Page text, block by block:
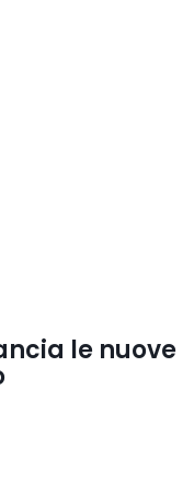
le nuove